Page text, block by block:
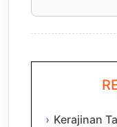
Kerajinan